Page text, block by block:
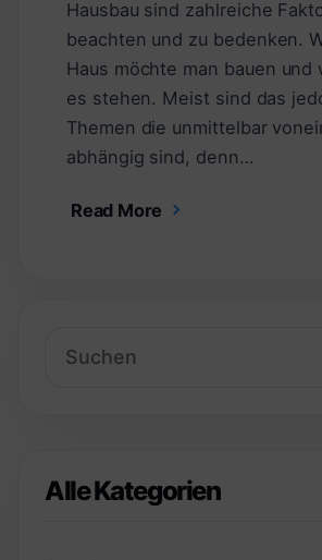
Hausbau sind zahlreiche
beachten und zu bedenken.
Haus möchte man bauen und
es stehen. Meist sind das
Themen die unmittelbar
abhängig sind, denn…
Read More
Alle Kategorien